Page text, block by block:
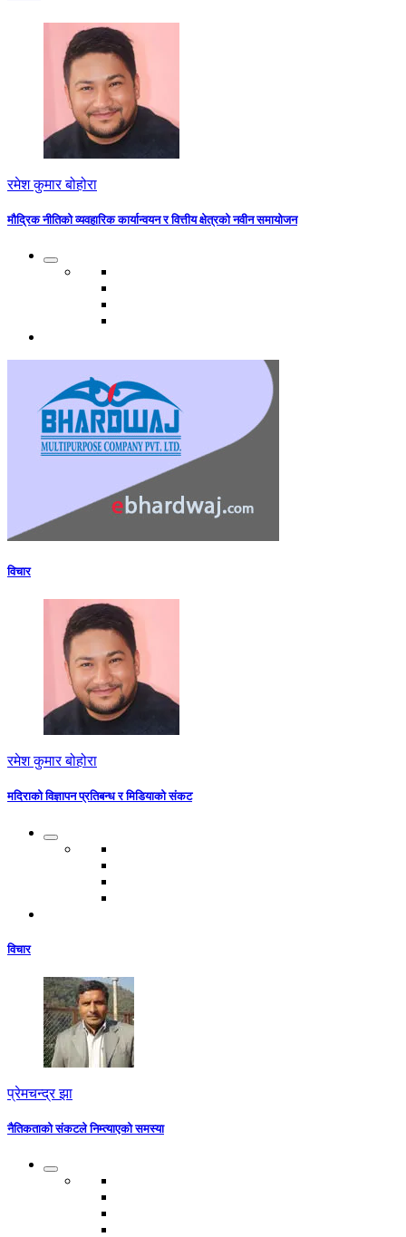
रमेश कुमार बोहोरा
मौद्रिक नीतिको व्यवहारिक कार्यान्वयन र वित्तीय क्षेत्रको नवीन समायोजन
विचार
रमेश कुमार बोहोरा
मदिराको विज्ञापन प्रतिबन्ध र मिडियाको संकट
विचार
प्रेमचन्द्र झा
नैतिकताको संकटले निम्त्याएको समस्या